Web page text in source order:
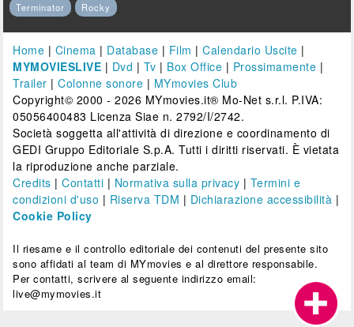
Terminator
Rocky
Home | Cinema | Database | Film |Calendario Uscite |
MYMOVIESLIVE | Dvd | Tv | Box Office | Prossimamente |
Trailer |Colonne sonore | MYmovies Club
Copyright© 2000 - 2026 MYmovies.it® Mo-Net s.r.l. P.IVA:
05056400483 Licenza Siae n. 2792/I/2742.
Società soggetta all'attività di direzione e coordinamento di
GEDI Gruppo Editoriale S.p.A. Tutti i diritti riservati. È vietata
la riproduzione anche parziale.
Credits |Contatti | Normativa sulla privacy | Termini e
condizioni d'uso | Riserva TDM | Dichiarazione accessibilità |
Cookie Policy
Il riesame e il controllo editoriale dei contenuti del presente sito
sono affidati al team di MYmovies e al direttore responsabile.
Per contatti, scrivere al seguente indirizzo email:
live@mymovies.it